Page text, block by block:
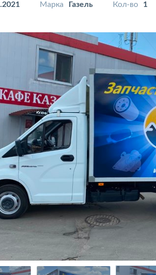
Марка Газель Кол-во 1